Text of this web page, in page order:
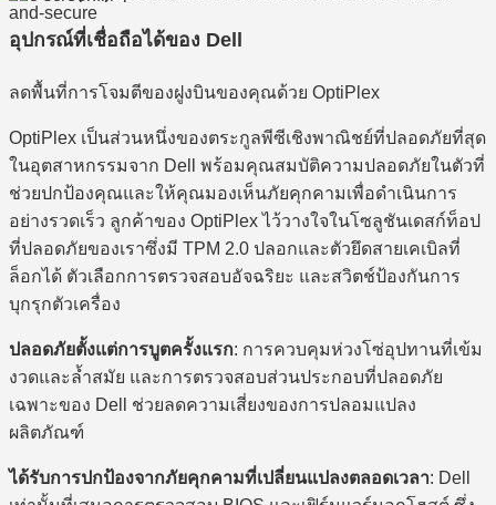
อุปกรณ์ที่เชื่อถือได้ของ Dell
ลดพื้นที่การโจมตีของฝูงบินของคุณด้วย OptiPlex
OptiPlex เป็นส่วนหนึ่งของตระกูลพีซีเชิงพาณิชย์ที่ปลอดภัยที่สุด
ในอุตสาหกรรมจาก Dell พร้อมคุณสมบัติความปลอดภัยในตัวที่
ช่วยปกป้องคุณและให้คุณมองเห็นภัยคุกคามเพื่อดำเนินการ
อย่างรวดเร็ว ลูกค้าของ OptiPlex ไว้วางใจในโซลูชันเดสก์ท็อป
ที่ปลอดภัยของเราซึ่งมี TPM 2.0 ปลอกและตัวยึดสายเคเบิลที่
ล็อกได้ ตัวเลือกการตรวจสอบอัจฉริยะ และสวิตช์ป้องกันการ
บุกรุกตัวเครื่อง
ปลอดภัยตั้งแต่การบูตครั้งแรก: การควบคุมห่วงโซ่อุปทานที่เข้ม
งวดและล้ำสมัย และการตรวจสอบส่วนประกอบที่ปลอดภัย
เฉพาะของ Dell ช่วยลดความเสี่ยงของการปลอมแปลง
ผลิตภัณฑ์
ได้รับการปกป้องจากภัยคุกคามที่เปลี่ยนแปลงตลอดเวลา: Dell